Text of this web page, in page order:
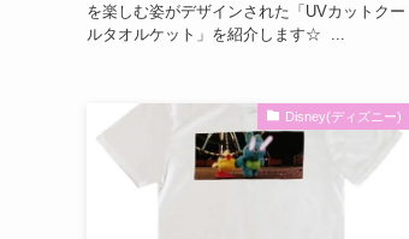
を楽しむ姿がデザインされた「UVカットクー
ルタオルケット」を紹介します☆ ...
Disney(ディズニー)